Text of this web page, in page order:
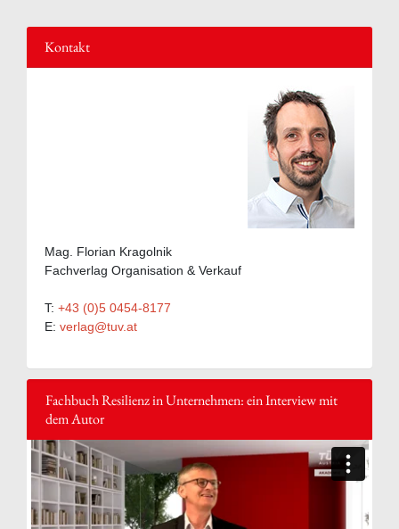
Kontakt
Mag. Florian Kragolnik
Fachverlag Organisation & Verkauf
T: +43 (0)5 0454-8177
E: verlag@tuv.at
Fachbuch Resilienz in Unternehmen: ein Interview mit
dem Autor